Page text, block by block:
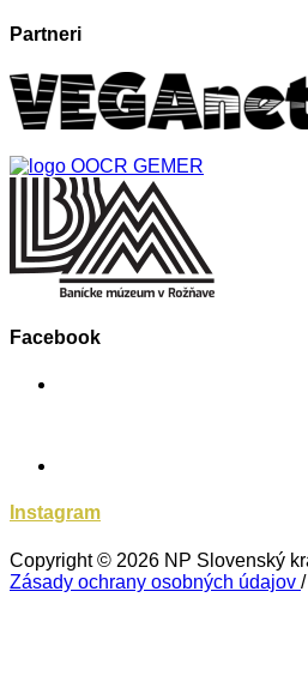
Partneri
Facebook
Instagram
Copyright © 2026 NP Slovenský
Zásady ochrany osobných údajov /